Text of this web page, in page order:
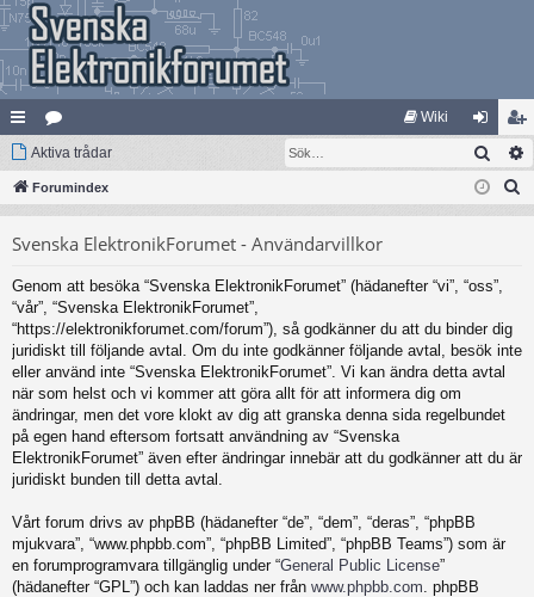
na
bb
ar
at
eg
Wiki
og
ga
li
m
Aktiva trådar Sök
Forumindex
Svenska ElektronikForumet - Användarvillkor
Genom att besöka “Svenska ElektronikForumet” (hädanefter “vi”, “oss”,
“vår”, “Svenska ElektronikForumet”,
“https://elektronikforumet.com/forum”), så godkänner du att du binder dig
juridiskt till följande avtal. Om du inte godkänner följande avtal, besök inte
eller använd inte “Svenska ElektronikForumet”. Vi kan ändra detta avtal
när som helst och vi kommer att göra allt för att informera dig om
ändringar, men det vore klokt av dig att granska denna sida regelbundet
på egen hand eftersom fortsatt användning av “Svenska
ElektronikForumet” även efter ändringar innebär att du godkänner att du är
juridiskt bunden till detta avtal.
Vårt forum drivs av phpBB (hädanefter “de”, “dem”, “deras”, “phpBB
mjukvara”, “www.phpbb.com”, “phpBB Limited”, “phpBB Teams”) som är
en forumprogramvara tillgänglig under “General Public License”
(hädanefter “GPL”) och kan laddas ner från www.phpbb.com . phpBB